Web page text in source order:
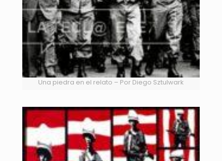
Una piedra en el relato – Por Diego Sztulwark